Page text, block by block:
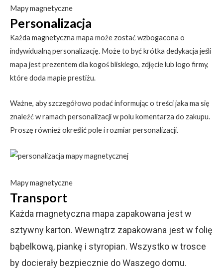
Mapy magnetyczne
Personalizacja
Każda magnetyczna mapa może zostać wzbogacona o
indywidualną personalizację. Może to być krótka dedykacja jeśli
mapa jest prezentem dla kogoś bliskiego, zdjęcie lub logo firmy,
które doda mapie prestiżu.
Ważne, aby szczegółowo podać informując o treści jaka ma się
znaleźć w ramach personalizacji w polu komentarza do zakupu.
Proszę również określić pole i rozmiar personalizacji.
Mapy magnetyczne
Transport
Każda magnetyczna mapa zapakowana jest w
sztywny karton. Wewnątrz zapakowana jest w folię
bąbelkową, piankę i styropian. Wszystko w trosce
by docierały bezpiecznie do Waszego domu.